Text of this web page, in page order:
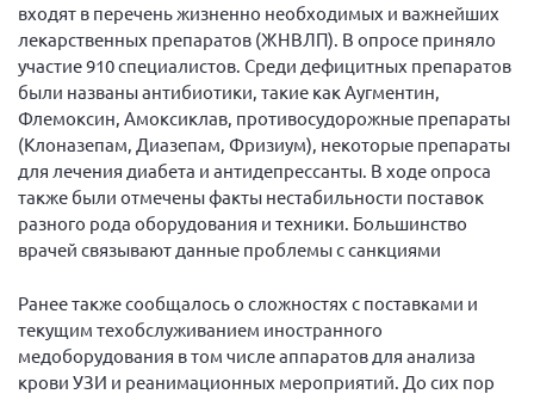
входят в перечень жизненно необходимых и важнейших
лекарственных препаратов (ЖНВЛП). В опросе приняло
участие 910 специалистов. Среди дефицитных препаратов
были названы антибиотики, такие как Аугментин,
Флемоксин, Амоксиклав, противосудорожные препараты
(Клоназепам, Диазепам, Фризиум), некоторые препараты
для лечения диабета и антидепрессанты. В ходе опроса
также были отмечены факты нестабильности поставок
разного рода оборудования и техники. Большинство
врачей связывают данные проблемы с санкциями
Ранее также сообщалось о сложностях с поставками и
текущим техобслуживанием иностранного
медоборудования в том числе аппаратов для анализа
крови УЗИ и реанимационных мероприятий. До сих пор